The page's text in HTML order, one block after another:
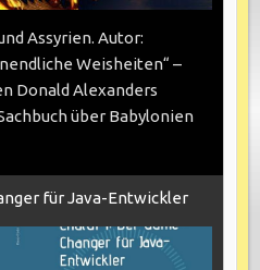
Assyrien. Autor:
Weisheiten“ –
Donald Alexanders
über Babylonien
für Java-Entwickler